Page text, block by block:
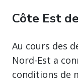
Côte Est
Au cours des
Nord-Est a
conditions de